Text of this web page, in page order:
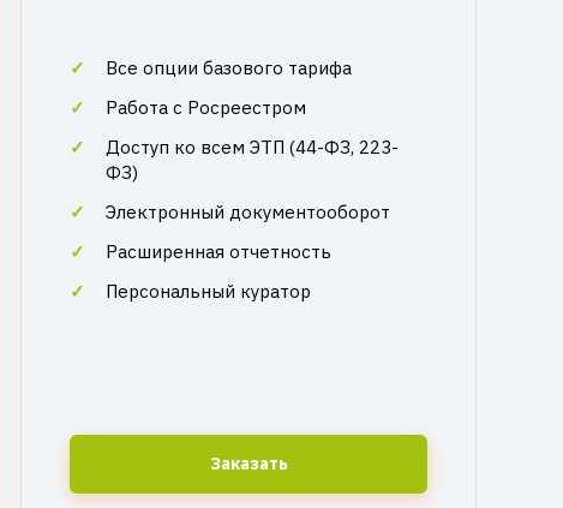
Все опции базового тарифа
Работа с Росреестром
Доступ ко всем ЭТП (44-ФЗ, 223-
ФЗ)
Электронный документооборот
Расширенная отчетность
Персональный куратор
Заказать